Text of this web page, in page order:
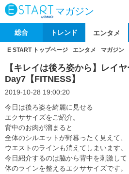
マガジン
総合 トレンド エンタメ
E START トップページ エンタメ マガジン
【キレイは後ろ姿から】レイ
Day7【FITNESS】
2019-10-28 19:00:20
今日は後ろ姿を綺麗に見せる
エクササイズをご紹介。
背中のお肉が溜まると
全体のシルエットが野暮ったく見えて、
ウエストのラインも消えてしまいます。
今日紹介するのは脇から背中を刺激して
体のラインを整えるエクササイズです。